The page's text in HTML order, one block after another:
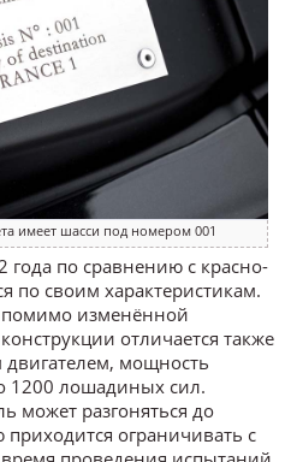
имеет шасси под номером 001
по сравнению с красно-
по своим характеристикам.
помимо изменённой
отличается также
мощность
1200 лошадиных сил.
может разгоняться до
ограничивать с